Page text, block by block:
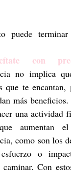
puede
con
no implica
que te encantan,
más
una actividad
aumentan
como son los
o
Con